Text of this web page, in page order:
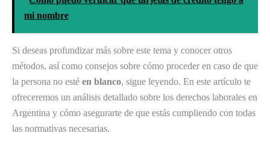
mi nombre
Si deseas profundizar más sobre este tema y conocer otros
métodos, así como consejos sobre cómo proceder en caso de que
la persona no esté en blanco, sigue leyendo. En este artículo te
ofreceremos un análisis detallado sobre los derechos laborales en
Argentina y cómo asegurarte de que estás cumpliendo con todas
las normativas necesarias.